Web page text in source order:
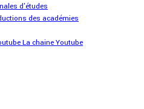
d'études
des académies
La chaine Youtube